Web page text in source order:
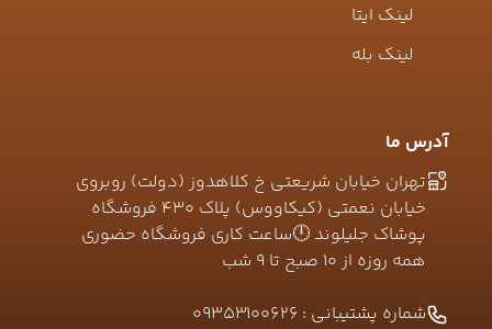
لینک ایتا
لینک بله
آدرس ما
تهران خیابان شریعتی خ کلاهدوز (دولت) روبروی
خیابان نعمتی (کیکاووس) پلاک ۴۳۰ فروشگاه
پوشاک جلیلوند 🕛ساعت کاری فروشگاه حضوری
همه روزه از ۱۰ صبح تا ۹ شب
شماره پشتیبانی : 09353100626